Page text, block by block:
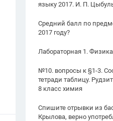
языку 2017. И. П.
Средний балл по
2017 году?
Лабораторная 1.
№10. вопросы к §1-3.
тетради таблицу.
8 класс химия
Спишите отрывки из
Крылова, верно